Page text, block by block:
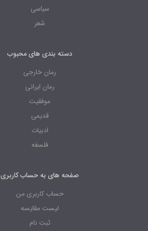
سیاسی
شعر
دسته بندی های محبوب
رمان خارجی
رمان ایرانی
موفقیت
قدیمی
ادبیات
فلسفه
صفحه های به حساب کاربری
حساب کاربری من
لیست مقایسه
ثبت نام